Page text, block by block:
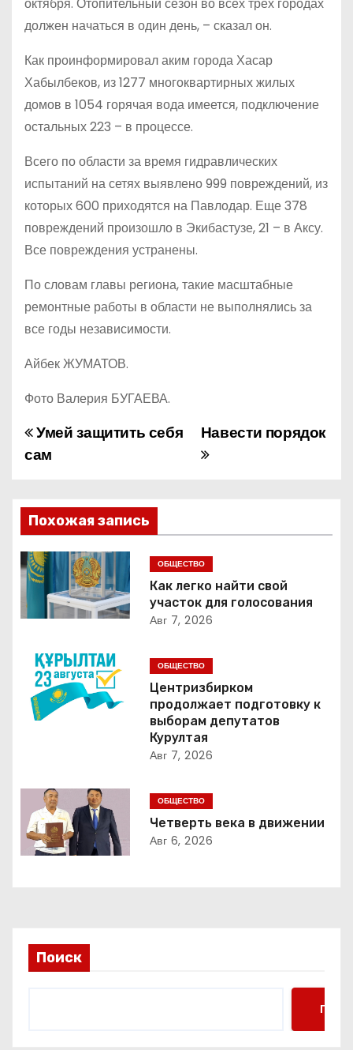
должен начаться в один день, – сказал он.
Как проинформировал аким города Хасар
Хабылбеков, из 1277 многоквартирных жилых
домов в 1054 горячая вода имеется, подключение
остальных 223 – в процессе.
Всего по области за время гидравлических
испытаний на сетях выявлено 999 повреждений, из
которых 600 приходятся на Павлодар. Еще 378
повреждений произошло в Экибастузе, 21 – в Аксу.
Все повреждения устранены.
По словам главы региона, такие масштабные
ремонтные работы в области не выполнялись за
все годы независимости.
Айбек ЖУМАТОВ.
Фото Валерия БУГАЕВА.
Н
в
и
г
а
и
я
з
а
с
я
Навести порядок
Умей защитить себя
сам
Похожая запись
ОБЩЕСТВО
Как легко найти свой
участок для голосования
Авг 7, 2026
ОБЩЕСТВО
Центризбирком
продолжает подготовку к
выборам депутатов
Курултая
Авг 7, 2026
ОБЩЕСТВО
Четверть века в движении
Авг 6, 2026
Поиск
Поиск